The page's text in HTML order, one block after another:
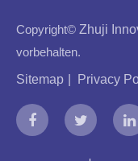
Copyright© Zhuji
vorbehalten.
Sitemap
Privacy